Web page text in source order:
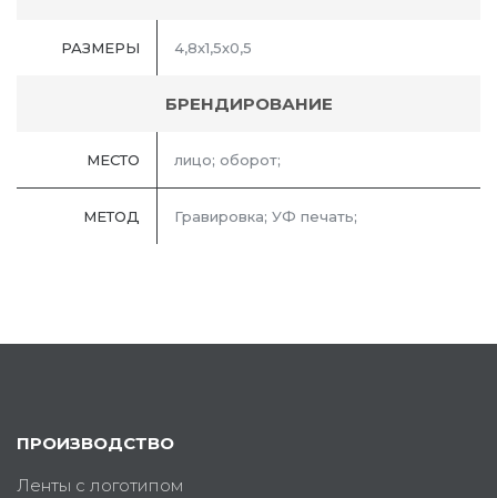
РАЗМЕРЫ 4,8х1,5х0,5
БРЕНДИРОВАНИЕ
МЕСТО лицо; оборот;
МЕТОД Гравировка; УФ печать;
ПРОИЗВОДСТВО
Ленты с логотипом